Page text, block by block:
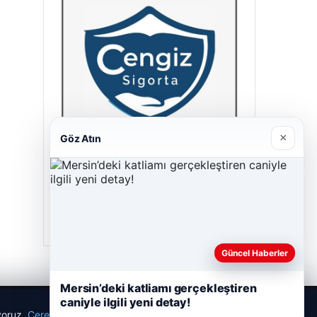
Cengiz Sigorta
Çerez Politikamız
Göz Atın ×
Güncel Haberler
Mersin’deki katliamı gerçekleştiren
caniyle ilgili yeni detay!